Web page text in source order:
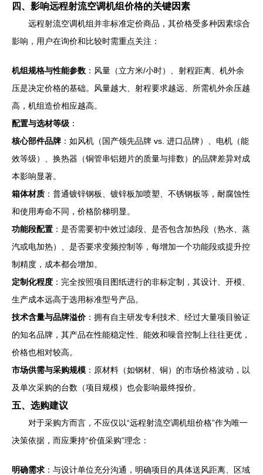
四、影响远程射流空调机组价格的关键因素
远程射流空调机组并非标准定价商品，其价格受多种因素综合
影响，用户在询价和比较时需重点关注：
机组规格与性能参数 ：风量（立方米/小时）、射程距离、机外余
压是决定价格的基础。风量越大、射程要求越远、所需机外余压越
高，机组造价相应越高。
配置与选材等级 ：
核心部件品牌 ：如风机（国产领先品牌 vs. 进口品牌）、电机（能
效等级）、换热器（铜管串铝翅片的质量与排数）的品牌差异对成
本影响显著。
箱体材质 ：普通镀锌钢板、镀锌板加喷塑、不锈钢板等，耐腐蚀性
和使用寿命不同，价格阶梯明显。
功能段配置 ：是否需要初中效过滤段、是否包含加热段（热水、蒸
汽或电加热）、是否要求变频控制等，每增加一个功能段或提升控
制精度，成本都会增加。
定制化程度 ：完全按照项目图纸进行的非标定制，其设计、开模、
生产成本远高于选用标准型号产品。
技术含量与品牌溢价：拥有自主研发专利技术、经过大量项目验证
的知名品牌，其产品在性能稳定性、能效和噪音控制上往往更优，
价格也相对较高。
市场供需与采购规模 ：原材料（如钢材、铜）的市场价格波动，以
及单次采购的台数（项目规模）也会影响最终报价。
五、选购建议
对于采购方而言，不应仅以“远程射流空调机组价格”作为唯一
决策依据，而应秉持“价值采购”理念：
明确需求 ：与设计单位充分沟通，明确项目的具体送风距离、区域